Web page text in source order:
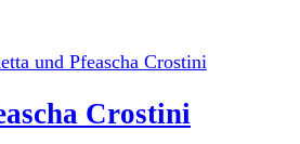
Crostini